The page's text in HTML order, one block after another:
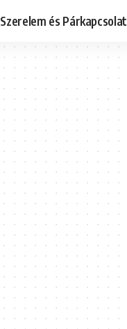
Szerelem és Párkapcsolat